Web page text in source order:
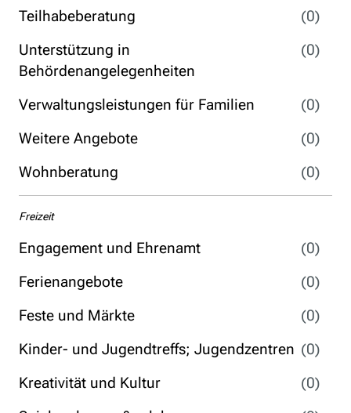
Teilhabeberatung
(0)
Unterstützung in
Behördenangelegenheiten
(0)
Verwaltungsleistungen für Familien
(0)
Weitere Angebote
(0)
Wohnberatung
(0)
Freizeit
Engagement und Ehrenamt
(0)
Ferienangebote
(0)
Feste und Märkte
(0)
Kinder- und Jugendtreffs; Jugendzentren (0)
Kreativität und Kultur
(0)